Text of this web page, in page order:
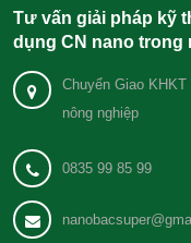
Tư vấn giải pháp kỹ
dụng CN nano trong
Chuyển Giao
nông nghiệp
0835 99 85 99